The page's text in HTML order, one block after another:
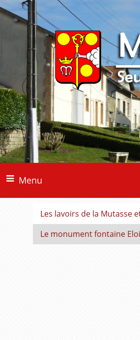
Menu
Les lavoirs de la Mutasse
Le monument fontaine